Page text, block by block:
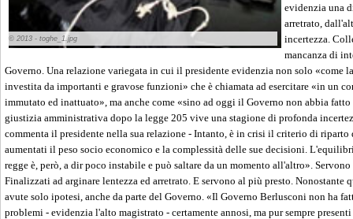
© 2013 - toghe_1.jpg
evidenzia una
arretrato,
incertezza.
mancanza di
Governo. Una relazione variegata in cui il presidente evidenzia non solo «come
investita da importanti e gravose funzioni» che è chiamata ad esercitare «in un
immutato ed inattuato», ma anche come «sino ad oggi il Governo non abbia
giustizia amministrativa dopo la legge 205 vive una stagione di profonda
commenta il presidente nella sua relazione - Intanto, è in crisi il criterio di
aumentati il peso socio economico e la complessità delle sue decisioni.
regge è, però, a dir poco instabile e può saltare da un momento all'altro».
Finalizzati ad arginare lentezza ed arretrato. E servono al più presto. Nonostante
avute solo ipotesi, anche da parte del Governo. «Il Governo Berlusconi non ha
problemi - evidenzia l'alto magistrato - certamente annosi, ma pur sempre